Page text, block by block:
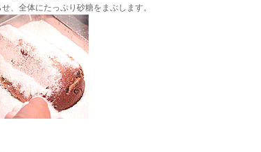
、全体にたっぷり砂糖をまぶします。